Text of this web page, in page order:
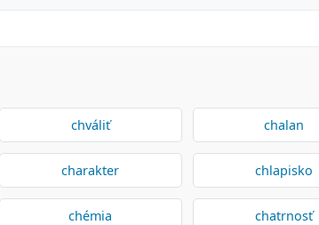
chváliť chalan
charakter chlapisko
chémia chatrnosť